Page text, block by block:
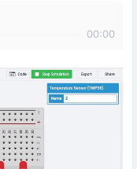
00:00